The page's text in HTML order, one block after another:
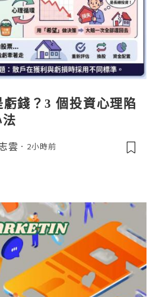
錢？3 個投資心理陷
雲 2小時前